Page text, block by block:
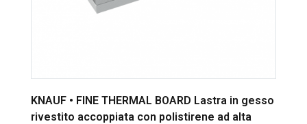
KNAUF • FINE THERMAL BOARD Lastra in gesso
rivestito accoppiata con polistirene ad alta